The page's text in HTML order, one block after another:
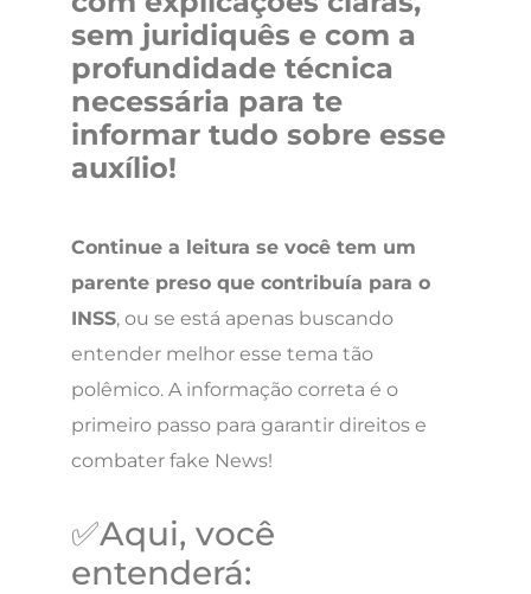
sem juridiquês e com a
profundidade técnica
necessária para te
informar tudo sobre esse
auxílio!
Continue a leitura se você tem um
parente preso que contribuía para o
INSS, ou se está apenas buscando
entender melhor esse tema tão
polêmico. A informação correta é o
primeiro passo para garantir direitos e
combater fake News!
✅Aqui, você
entenderá: